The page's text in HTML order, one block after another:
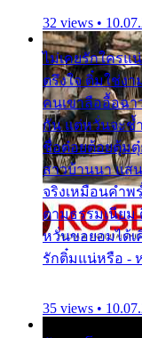
32 views •
ไม่เคยรักใครแ
ตรึงใจ ติ๋มใช่ง
คนเขาลืออื้อฉา
กัน แต่หวั่นจะช้
ชื่อต๋อยต้อยตุ้มตุ๋
สาวบ้านนา แส
จริงเหมือนคำพ
ตามธรรมเนียม
หวั่นขอยอมได้เ
รักติ๋มแน่หรือ -
35 views •